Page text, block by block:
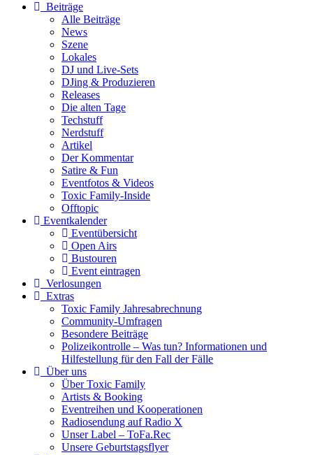
Beiträge
Alle Beiträge
News
Szene
Lokales
DJ und Live-Sets
DJing & Produzieren
Releases
Die alten Tage
Techstuff
Nerdstuff
Artikel
Der Kommentar
Satire & Fun
Eventfotos & Videos
Toxic Family-Inside
Offtopic
Eventkalender
Eventübersicht
Open Airs
Bustouren
Event eintragen
Verlosungen
Extras
Toxic Family Jahresabrechnung
Community-Umfragen
Besondere Beiträge
Polizeikontrolle – Was tun? Informationen und
Hilfestellung für den Fall der Fälle
Über uns
Über Toxic Family
Artists & Booking
Eventreihen und Kooperationen
Radiosendung auf Radio X
Unser Label – ToFa.Rec
Unsere Geburtstagsflyer